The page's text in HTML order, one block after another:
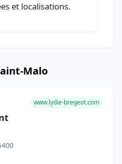
et localisations.
Malo
www.lydie-bregeot.com